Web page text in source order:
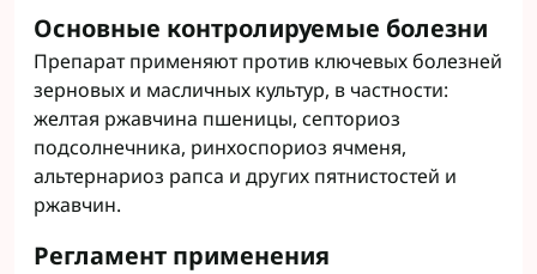
Основные контролируемые болезни
Препарат применяют против ключевых болезней
зерновых и масличных культур, в частности:
желтая ржавчина пшеницы, септориоз
подсолнечника, ринхоспориоз ячменя,
альтернариоз рапса и других пятнистостей и
ржавчин.
Регламент применения